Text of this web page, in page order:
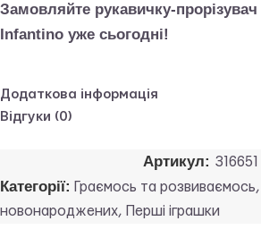
Замовляйте рукавичку-
Infantino уже сьогодні!
Додаткова інформація
Відгуки (0)
Артикул: 316651
Категорії: Граємось та розвиваємось,
новонароджених, Перші іграшки